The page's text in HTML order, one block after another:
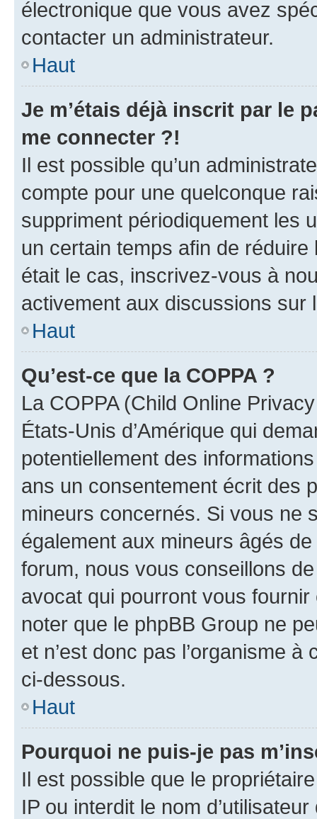
électronique que vous avez
contacter un administrateur.
Haut
Je m’étais déjà inscrit par le
me connecter ?!
Il est possible qu’un
compte pour une quelconque
suppriment périodiquement les
un certain temps afin de
était le cas, inscrivez-vous à
activement aux discussions sur
Haut
Qu’est-ce que la COPPA ?
La COPPA (Child Online
États-Unis d’Amérique qui
potentiellement des
ans un consentement écrit des
mineurs concernés. Si vous ne
également aux mineurs âgés
forum, nous vous conseillons
avocat qui pourront vous
noter que le phpBB Group ne
et n’est donc pas l’organisme
ci-dessous.
Haut
Pourquoi ne puis-je pas
Il est possible que le
IP ou interdit le nom